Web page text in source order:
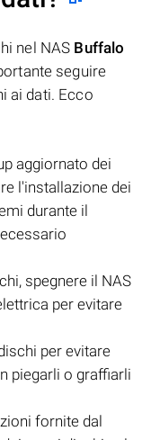
nel NAS Buffalo
seguire
ai dati. Ecco
aggiornato dei
l'installazione dei
durante il
spegnere il NAS
per evitare
per evitare
piegarli o graffiarli
fornite dal